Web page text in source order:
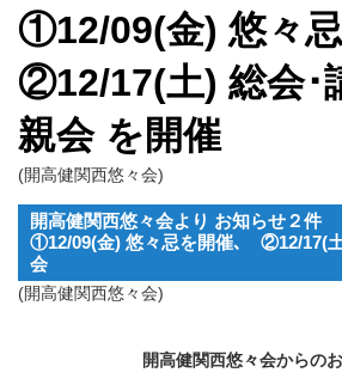
①12/09(金) 悠々
②12/17(土) 総会･
親会 を開催
(開高健関西悠々会)
開高健関西悠々会より お知らせ２件
①12/09(金) 悠々忌を開催､ ②12/17(
会
(開高健関西悠々会)
開高健関西悠々会からの